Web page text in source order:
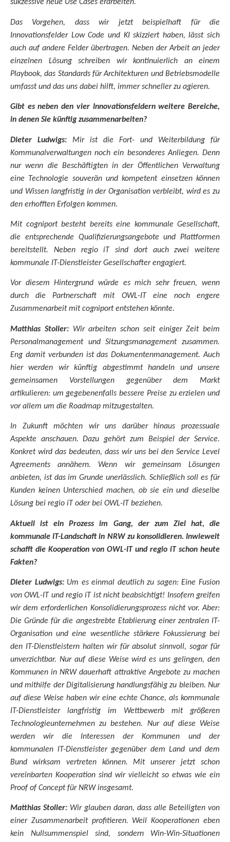
sukzessive neue Use Cases erarbeiten.
Das Vorgehen, dass wir jetzt beispielhaft für die
Innovationsfelder Low Code und KI skizziert haben, lässt sich
auch auf andere Felder übertragen. Neben der Arbeit an jeder
einzelnen Lösung schreiben wir kontinuierlich an einem
Playbook, das Standards für Architekturen und Betriebsmodelle
umfasst und das uns dabei hilft, immer schneller zu agieren.
Gibt es neben den vier Innovationsfeldern weitere Bereiche,
in denen Sie künftig zusammenarbeiten?
Dieter Ludwigs: Mir ist die Fort- und Weiterbildung für
Kommunalverwaltungen noch ein besonderes Anliegen. Denn
nur wenn die Beschäftigten in der Öffentlichen Verwaltung
eine Technologie souverän und kompetent einsetzen können
und Wissen langfristig in der Organisation verbleibt, wird es zu
den erhofften Erfolgen kommen.
Mit cogniport besteht bereits eine kommunale Gesellschaft,
die entsprechende Qualifizierungsangeboteund Plattformen
bereitstellt. Neben regio iT sind dort auch zwei weitere
kommunale IT-Dienstleister Gesellschafter engagiert.
Vor diesem Hintergrund würde es mich sehr freuen, wenn
durchdie Partnerschaft mit OWL-IT eine noch engere
Zusammenarbeit mit cogniport entstehen könnte.
Matthias Stoller:Wir arbeiten schon seit einiger Zeit beim
Personalmanagement und Sitzungsmanagement zusammen.
Eng damit verbunden ist das Dokumentenmanagement. Auch
hier werden wir künftig abgestimmt handeln und unsere
gemeinsamen Vorstellungen gegenüber dem Markt
artikulieren: um gegebenenfalls bessere Preise zu erzielen und
vor allem um die Roadmap mitzugestalten.
In Zukunft möchten wir uns darüber hinaus prozessuale
Aspekte anschauen. Dazu gehört zum Beispiel der Service.
Konkret wird das bedeuten, dass wir uns bei den Service Level
Agreements annähern. Wenn wir gemeinsam Lösungen
anbieten, ist das im Grunde unerlässlich. Schließlich soll es für
Kunden keinen Unterschied machen, ob sie ein und dieselbe
Lösung bei regio iT oder bei OWL-IT beziehen.
Aktuell ist ein Prozess im Gang, der zum Ziel hat, die
kommunale IT-Landschaft in NRW zu konsolidieren. Inwieweit
schafft die Kooperation von OWL-IT und regio iT schon heute
Fakten?
Dieter Ludwigs:Um es einmal deutlich zu sagen: Eine Fusion
von OWL-IT und regio iT ist nicht beabsichtigt! Insofern greifen
wir dem erforderlichen Konsolidierungsprozess nicht vor. Aber:
Die Gründe für die angestrebte Etablierung einer zentralen IT-
Organisation und eine wesentliche stärkere Fokussierung bei
den IT-Dienstleistern halten wir für absolut sinnvoll, sogar für
unverzichtbar. Nur auf diese Weise wird es uns gelingen, den
Kommunen in NRW dauerhaft attraktive Angebote zu machen
und mithilfe der Digitalisierung handlungsfähig zu bleiben. Nur
auf diese Weise haben wir eine echte Chance, als kommunale
IT-Dienstleister langfristig im Wettbewerb mit größeren
Technologieunternehmen zu bestehen. Nur auf diese Weise
werden wir die Interessen der Kommunen und der
kommunalen IT-Dienstleister gegenüber dem Land und dem
Bund wirksam vertreten können. Mit unserer jetzt schon
vereinbarten Kooperation sind wir vielleicht so etwas wie ein
Proof of Concept für NRW insgesamt.
Matthias Stoller: Wir glauben daran, dass alle Beteiligten von
einer Zusammenarbeit profitieren. Weil Kooperationen eben
kein Nullsummenspiel sind, sondern Win-Win-Situationen